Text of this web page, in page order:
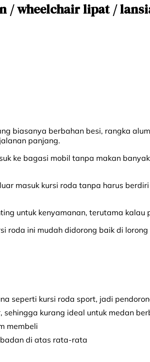
/ wheelchair lipat /
biasanya berbahan besi, rangka
panjang.
ke bagasi mobil tanpa makan
masuk kursi roda tanpa harus
untuk kenyamanan, terutama
roda ini mudah didorong baik di
seperti kursi roda sport, jadi
kurang ideal untuk medan
membeli
di atas rata-rata